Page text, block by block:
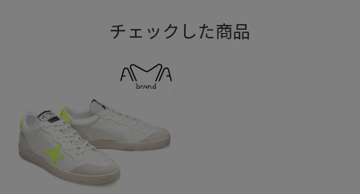
チェックした商品